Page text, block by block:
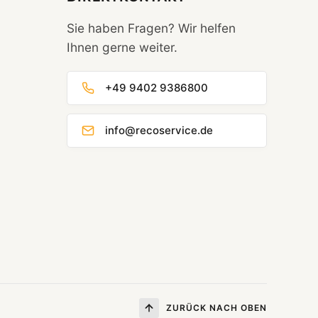
Sie haben Fragen? Wir helfen
Ihnen gerne weiter.
+49 9402 9386800
info@recoservice.de
ZURÜCK NACH OBEN